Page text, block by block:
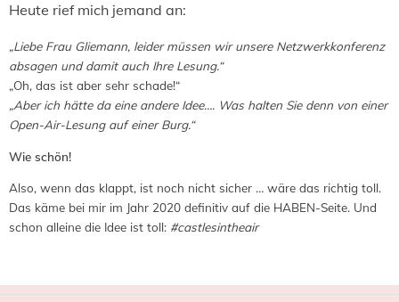
Heute rief mich jemand an:
„Liebe Frau Gliemann, leider müssen wir unsere Netzwerkkonferenz
absagen und damit auch Ihre Lesung.“
„Oh, das ist aber sehr schade!“
„Aber ich hätte da eine andere Idee…. Was halten Sie denn von einer
Open-Air-Lesung auf einer Burg.“
Wie schön!
Also, wenn das klappt, ist noch nicht sicher … wäre das richtig toll.
Das käme bei mir im Jahr 2020 definitiv auf die HABEN-Seite. Und
schon alleine die Idee ist toll: #castlesintheair